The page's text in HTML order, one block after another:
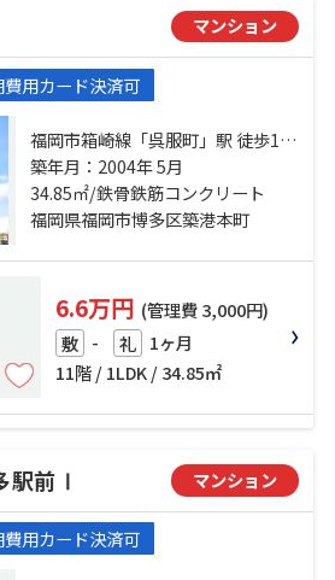
マンション
費用カード決済可
福岡市箱崎線「呉服町」駅 徒歩10
分 福岡市空港線「天神」駅 徒歩15
分 福岡市空港線「中洲川端」駅 徒
歩14分
築年月：2004年 5月
34.85㎡/鉄骨鉄筋コンクリート
福岡県福岡市博多区築港本町
6.6万円 (管理費 3,000円)
敷 - 礼 1ヶ月
11階 / 1LDK / 34.85㎡
駅前Ⅰ マンション
費用カード決済可